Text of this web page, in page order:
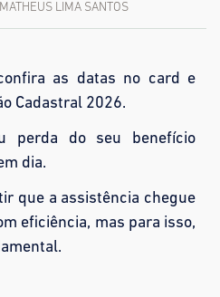
LIMA SANTOS
as datas no card e
Cadastral 2026.
perda do seu benefício
dia.
que a assistência chegue
eficiência, mas para isso,